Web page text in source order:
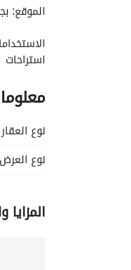
الموقع:
استراحات
ديوانيات
مستودع
موقع
نوع العقار
نوع العرض
المزايا